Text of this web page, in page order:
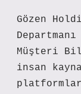
Gözen
Müşteri
insan